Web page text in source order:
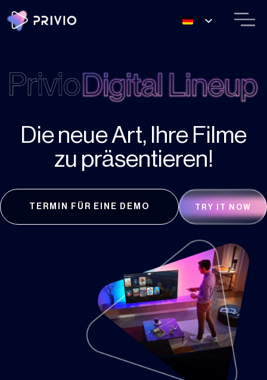
Die neue Art, Ihre Filme
zu präsentieren!
TERMIN FÜR EINE DEMO TRY IT NOW